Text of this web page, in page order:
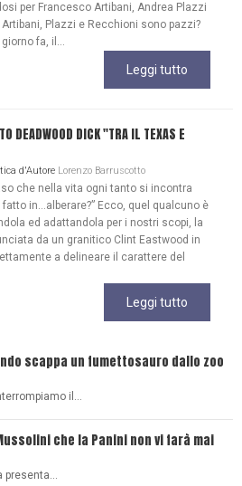
per Francesco Artibani, Andrea Plazzi
Plazzi e Recchioni sono pazzi?
fa, il...
Leggi tutto
DEADWOOD DICK "TRA IL TEXAS E
d'Autore Lorenzo Barruscotto
che nella vita ogni tanto si incontra
in…alberare?” Ecco, quel qualcuno è
ed adattandola per i nostri scopi, la
da un granitico Clint Eastwood in
a delineare il carattere del
Leggi tutto
scappa un fumettosauro dallo zoo
il…
che la Panini non vi farà mai
presenta…